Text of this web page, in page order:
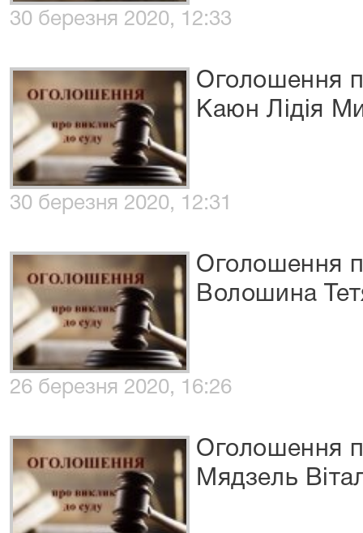
30 березня 2020, 12:33
Оголошення
Каюн Лідія
30 березня 2020, 12:31
Оголошення
Волошина
26 березня 2020, 16:26
Оголошення
Мядзель